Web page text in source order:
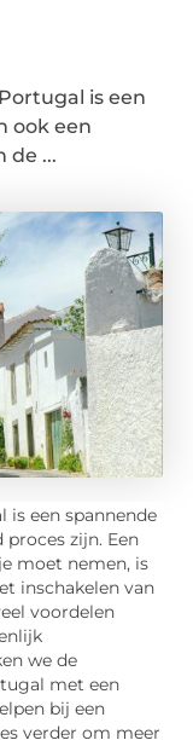
is een
ook een
de ...
is een spannende
zijn. Een
moet nemen, is
inschakelen van
voordelen
we de
met een
bij een
verder om meer